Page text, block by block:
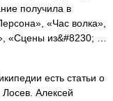
получила в
«Час волка»,
«Сцены из&#8230; …
есть статьи о
Алексей